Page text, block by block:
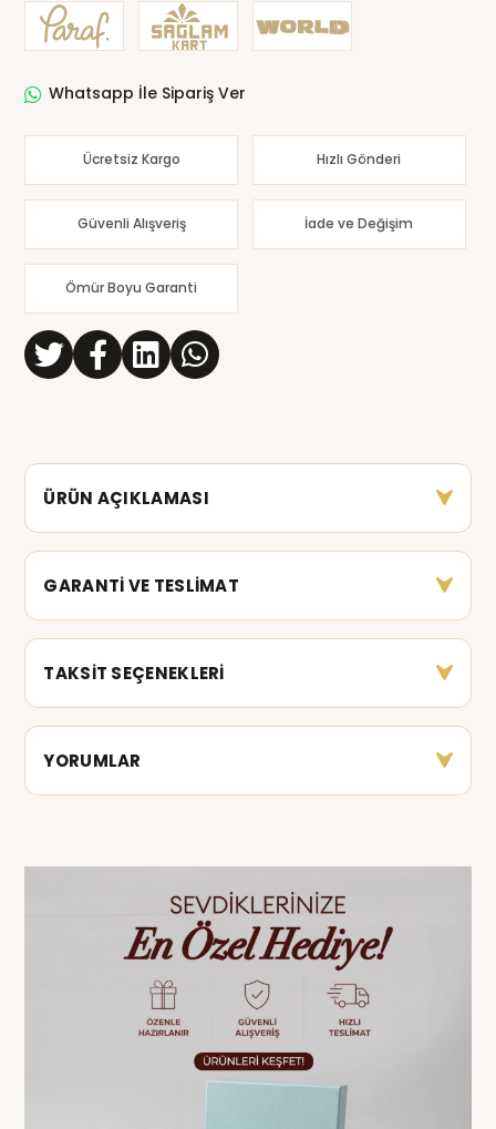
Whatsapp İle Sipariş Ver
Ücretsiz Kargo Hızlı Gönderi
Güvenli Alışveriş İade ve Değişim
Ömür Boyu Garanti
ÜRÜN AÇIKLAMASI
GARANTİ VE TESLİMAT
TAKSİT SEÇENEKLERİ
YORUMLAR